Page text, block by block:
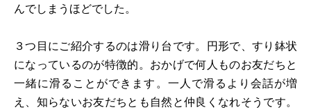
んでしまうほどでした。
３つ目にご紹介するのは滑り台です。円形で、すり鉢状
になっているのが特徴的。おかげで何人ものお友だちと
一緒に滑ることができます。一人で滑るより会話が増
え、知らないお友だちとも自然と仲良くなれそうです。